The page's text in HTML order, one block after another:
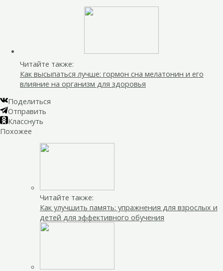
Читайте также:
Как высыпаться лучше: гормон сна мелатонин и его
влияние на организм для здоровья
Поделиться
Отправить
Класснуть
Похожее
Читайте также:
Как улучшить память: упражнения для взрослых и
детей для эффективного обучения